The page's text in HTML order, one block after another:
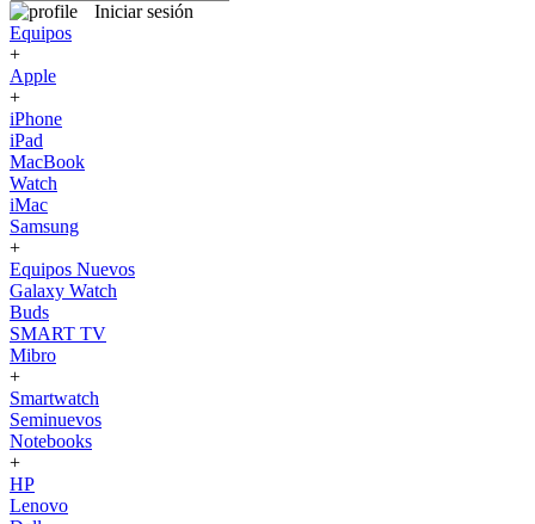
Iniciar sesión
Equipos
+
Apple
+
iPhone
iPad
MacBook
Watch
iMac
Samsung
+
Equipos Nuevos
Galaxy Watch
Buds
SMART TV
Mibro
+
Smartwatch
Seminuevos
Notebooks
+
HP
Lenovo